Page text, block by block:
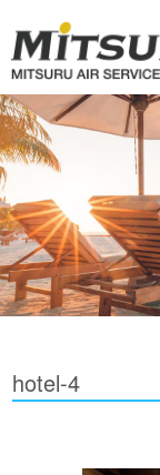
hotel-4